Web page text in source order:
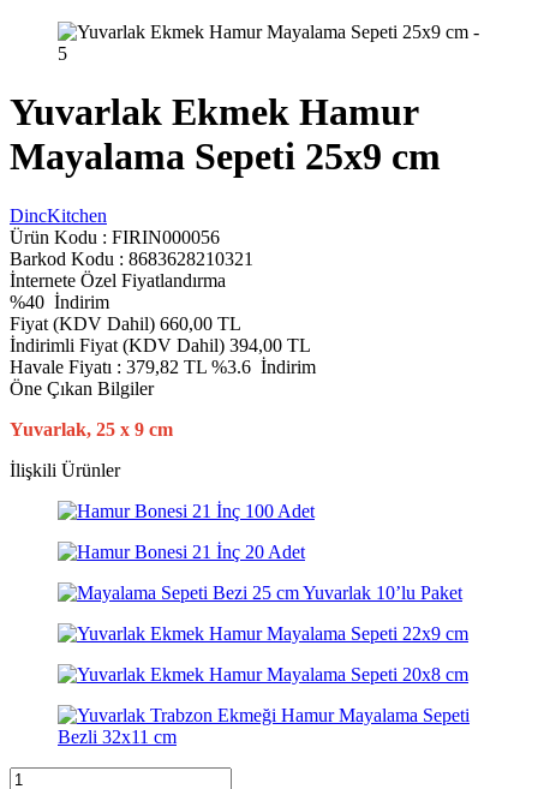
Yuvarlak Ekmek Hamur
Mayalama Sepeti 25x9 cm
DincKitchen
Ürün Kodu : FIRIN000056
Barkod Kodu : 8683628210321
İnternete Özel Fiyatlandırma
%40 İndirim
Fiyat (KDV Dahil) 660,00 TL
İndirimli Fiyat (KDV Dahil) 394,00 TL
Havale Fiyatı : 379,82 TL %3.6 İndirim
Öne Çıkan Bilgiler
Yuvarlak, 25 x 9 cm
İlişkili Ürünler